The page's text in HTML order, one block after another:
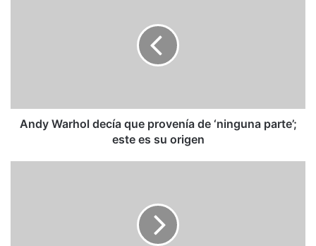
este
Andy Warhol decía que provenía de ‘ninguna parte’;
este es su origen